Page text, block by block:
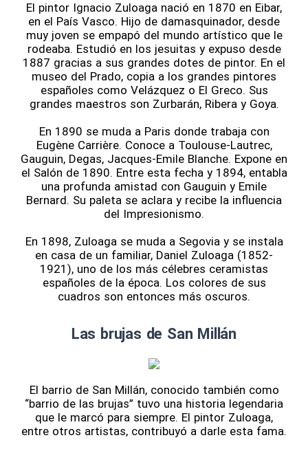
El pintor Ignacio Zuloaga nació en 1870 en Eibar,
en el País Vasco. Hijo de damasquinador, desde
muy joven se empapó del mundo artístico que le
rodeaba. Estudió en los jesuitas y expuso desde
1887 gracias a sus grandes dotes de pintor. En el
museo del Prado, copia a los grandes pintores
españoles como Velázquez o El Greco. Sus
grandes maestros son Zurbarán, Ribera y Goya.
En 1890 se muda a Paris donde trabaja con
Eugène Carrière. Conoce a Toulouse-Lautrec,
Gauguin, Degas, Jacques-Emile Blanche. Expone en
el Salón de 1890. Entre esta fecha y 1894, entabla
una profunda amistad con Gauguin y Emile
Bernard. Su paleta se aclara y recibe la influencia
del Impresionismo.
En 1898, Zuloaga se muda a Segovia y se instala
en casa de un familiar, Daniel Zuloaga (1852-
1921), uno de los más célebres ceramistas
españoles de la época. Los colores de sus
cuadros son entonces más oscuros.
Las brujas de San Millán
El barrio de San Millán, conocido también como
“barrio de las brujas” tuvo una historia legendaria
que le marcó para siempre. El pintor Zuloaga,
entre otros artistas, contribuyó a darle esta fama.